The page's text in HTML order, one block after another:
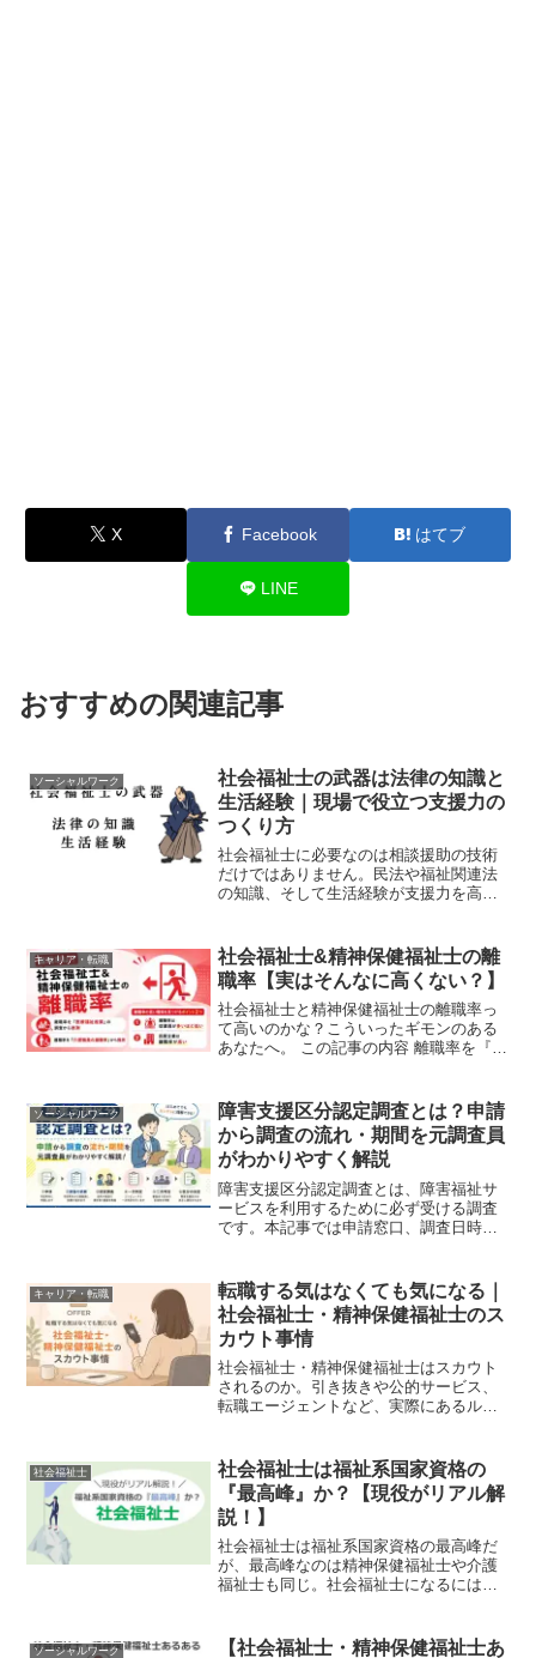
X Facebook はてブ
LINE
おすすめの関連記事
ソーシャルワーク
社会福祉士の武器は法律の知識と
生活経験｜現場で役立つ支援力の
つくり方
社会福祉士に必要なのは相談援助の技術
だけではありません。民法や福祉関連法
の知識、そして生活経験が支援力を高め
り、経験が支援に説得力と熱量を与える
理由を解説します。
キャリア・転職
社会福祉士&精神保健福祉士の離
職率【実はそんなに高くない？】
社会福祉士と精神保健福祉士の離職率っ
て高いのかな？こういったギモンのある
あなたへ。 この記事の内容 離職率を『医
の低い職場』を見つけるポイント２つさ
きに結論をいうと、...
ソーシャルワーク
障害支援区分認定調査とは？申請
から調査の流れ・期間を元調査員
がわかりやすく解説
障害支援区分認定調査とは、障害福祉サ
ービスを利用するために必ず受ける調査
です。本記事では申請窓口、調査日時や
期間などを、元認定調査員の経験をもと
にわかりやすく解説します。
キャリア・転職
転職する気はなくても気になる｜
社会福祉士・精神保健福祉士のス
カウト事情
社会福祉士・精神保健福祉士はスカウト
されるのか。引き抜きや公的サービス、
転職エージェントなど、実際にあるルー
社会福祉士
社会福祉士は福祉系国家資格の
『最高峰』か？【現役がリアル解
説！】
社会福祉士は福祉系国家資格の最高峰だ
が、最高峰なのは精神保健福祉士や介護
福祉士も同じ。社会福祉士になるには高
ップなどのメリットもある。
ソーシャルワーク 【社会福祉士・精神保健福祉士あ